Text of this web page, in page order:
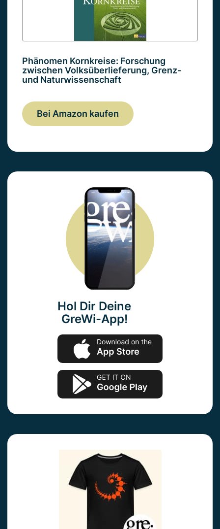
Phänomen Kornkreise: Forschung
zwischen Volksüberlieferung, Grenz-
und Naturwissenschaft
Bei Amazon kaufen
Hol Dir Deine
GreWi-App!